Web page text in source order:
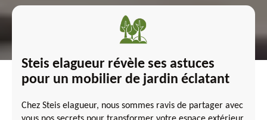
Steis elagueur révèle ses astuces
pour un mobilier de jardin éclatant
Chez Steis elagueur, nous sommes ravis de partager avec